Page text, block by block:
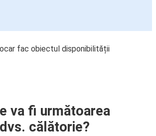
fac obiectul disponibilității
va fi următoarea
dvs. călătorie?